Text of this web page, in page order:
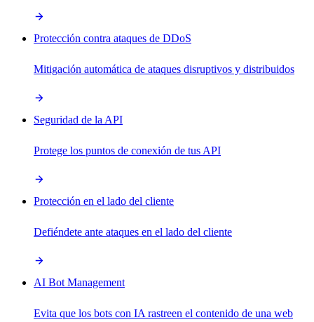
Protección contra ataques de DDoS
Mitigación automática de ataques disruptivos y distribuidos
Seguridad de la API
Protege los puntos de conexión de tus API
Protección en el lado del cliente
Defiéndete ante ataques en el lado del cliente
AI Bot Management
Evita que los bots con IA rastreen el contenido de una web